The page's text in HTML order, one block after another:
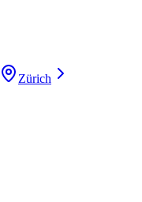
Zürich